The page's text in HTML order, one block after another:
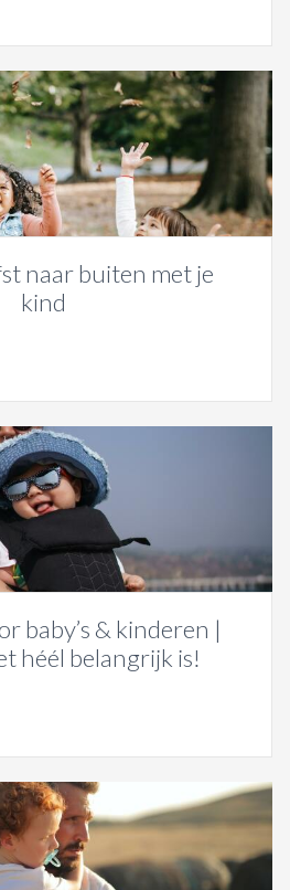
naar buiten met je
kind
baby’s & kinderen |
héél belangrijk is!